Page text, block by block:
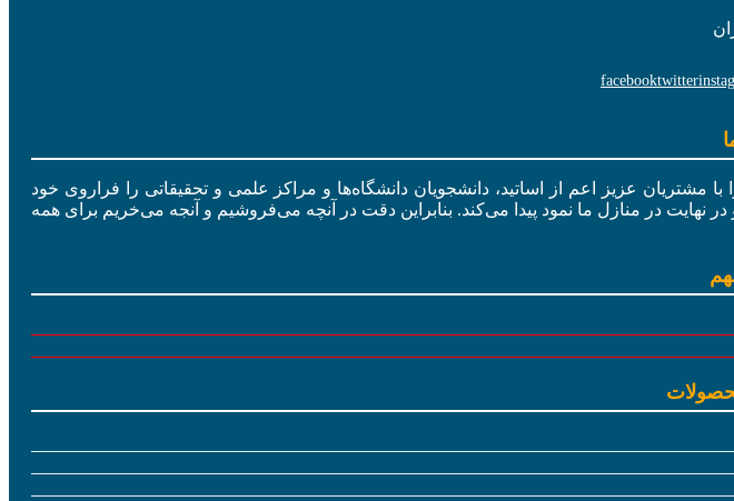
twitter
facebook
با مشتریان عزیز اعم از اساتید، دانشجویان دانشگاه‌ها و مراکز علمی و تحقیقاتی را فراروی خود
نهایت در منازل ما نمود پیدا می‌کند. بنابراین دقت در آنچه می‌فروشیم و آنجه می‌خریم برای همه